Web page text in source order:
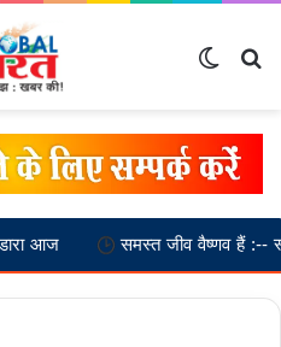
समस्त जीव वैष्णव हैं :-- स्वामी